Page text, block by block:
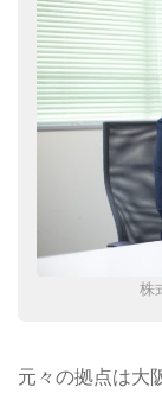
株
元々の拠点は大